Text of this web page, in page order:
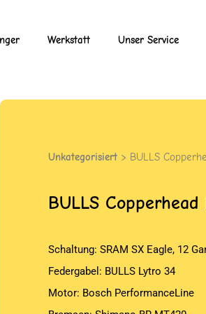
Werkstatt Unser Service
Unkategorisiert > BULLS
BULLS Copperhead
Schaltung: SRAM SX Eagle, 12
Federgabel: BULLS Lytro 34
Motor: Bosch PerformanceLine